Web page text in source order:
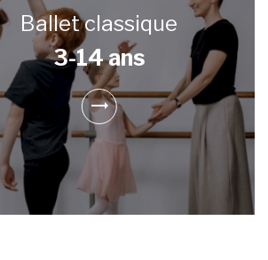
Ballet classique
3-14 ans